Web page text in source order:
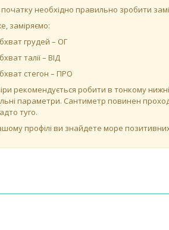
необхідно правильно зробити
заміряємо:
грудей – ОГ
талії – ВІД
стегон – ПРО
рекомендується робити в тонкому
параметри. Сантиметр повинен
туго.
профілі ви знайдете море